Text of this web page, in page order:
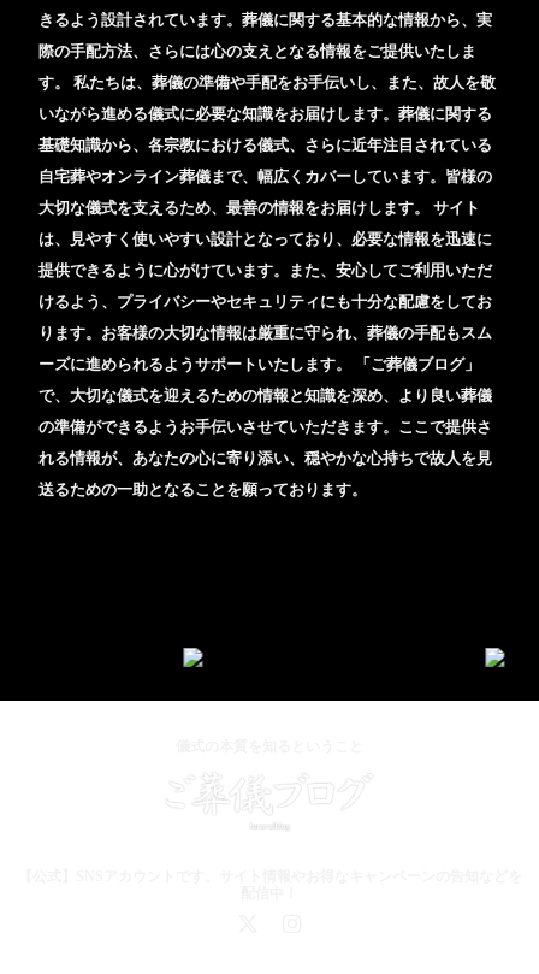
きるよう設計されています。葬儀に関する基本的な情報から、実
際の手配方法、さらには心の支えとなる情報をご提供いたしま
す。 私たちは、葬儀の準備や手配をお手伝いし、また、故人を敬
いながら進める儀式に必要な知識をお届けします。葬儀に関する
基礎知識から、各宗教における儀式、さらに近年注目されている
自宅葬やオンライン葬儀まで、幅広くカバーしています。皆様の
大切な儀式を支えるため、最善の情報をお届けします。 サイト
は、見やすく使いやすい設計となっており、必要な情報を迅速に
提供できるように心がけています。また、安心してご利用いただ
けるよう、プライバシーやセキュリティにも十分な配慮をしてお
ります。お客様の大切な情報は厳重に守られ、葬儀の手配もスム
ーズに進められるようサポートいたします。 「ご葬儀ブログ」
で、大切な儀式を迎えるための情報と知識を深め、より良い葬儀
の準備ができるようお手伝いさせていただきます。ここで提供さ
れる情報が、あなたの心に寄り添い、穏やかな心持ちで故人を見
送るための一助となることを願っております。